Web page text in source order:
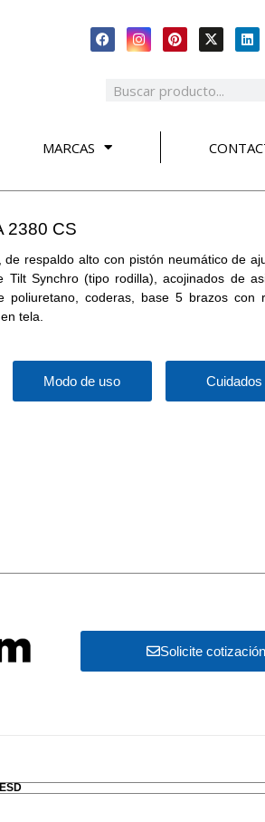
MARCAS
2380 CS
de respaldo alto con pistón neumático de
Tilt Synchro (tipo rodilla), acojinados de
poliuretano, coderas, base 5 brazos con
tela.
Modo de uso Cuidados
Solicite cotización